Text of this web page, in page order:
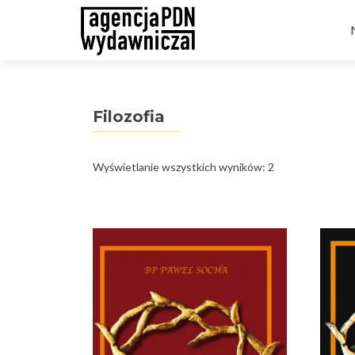
Filozofia
Wyświetlanie wszystkich wyników: 2
najnowszych